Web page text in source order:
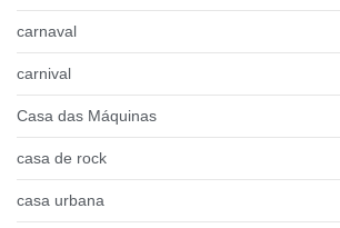
carnaval
carnival
Casa das Máquinas
casa de rock
casa urbana